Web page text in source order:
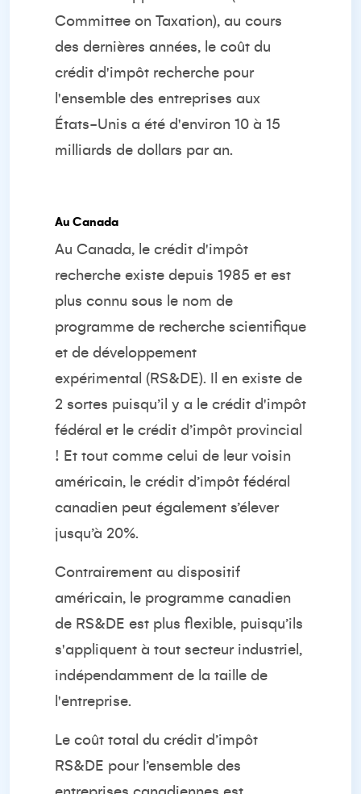
Committee on Taxation), au cours
des dernières années, le coût du
crédit d'impôt recherche pour
l'ensemble des entreprises aux
États-Unis a été d'environ 10 à 15
milliards de dollars par an.
Au Canada
Au Canada, le crédit d'impôt
recherche existe depuis 1985 et est
plus connu sous le nom de
programme de recherche scientifique
et de développement
expérimental (RS&DE). Il en existe de
2 sortes puisqu’il y a le crédit d'impôt
fédéral et le crédit d’impôt provincial
! Et tout comme celui de leur voisin
américain, le crédit d’impôt fédéral
canadien peut également s’élever
jusqu’à 20%.
Contrairement au dispositif
américain, le programme canadien
de RS&DE est plus flexible, puisqu’ils
s'appliquent à tout secteur industriel,
indépendamment de la taille de
l'entreprise.
Le coût total du crédit d’impôt
RS&DE pour l’ensemble des